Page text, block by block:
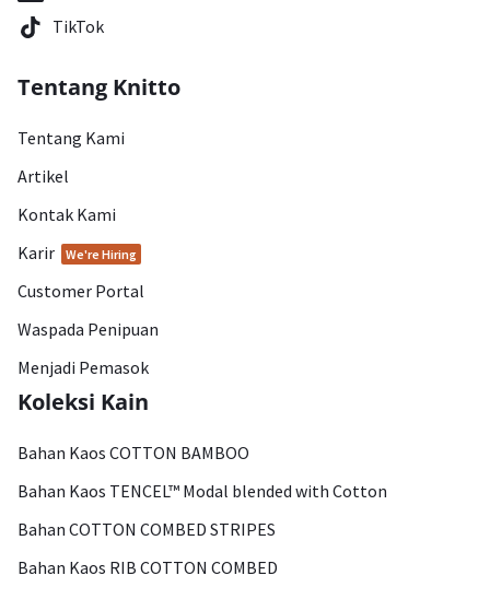
TikTok
Tentang Knitto
Tentang Kami
Artikel
Kontak Kami
Karir
We're Hiring
Customer Portal
Waspada Penipuan
Menjadi Pemasok
Koleksi Kain
Bahan Kaos COTTON BAMBOO
Bahan Kaos TENCEL™ Modal blended with Cotton
Bahan COTTON COMBED STRIPES
Bahan Kaos RIB COTTON COMBED